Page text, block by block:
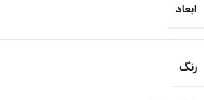
ابعاد
رنگ